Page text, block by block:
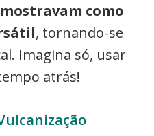
como
, tornando-se
Imagina só, usar
atrás!